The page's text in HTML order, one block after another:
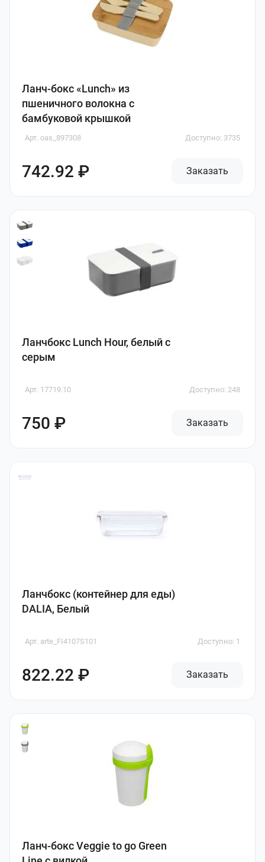
Ланч-бокс «Lunch» из
пшеничного волокна с
бамбуковой крышкой
Арт. oas_897308 Доступно: 3735
742.92 ₽ Заказать
Ланчбокс Lunch Hour, белый с
серым
Арт. 17719.10 Доступно: 248
750 ₽ Заказать
Ланчбокс (контейнер для еды)
DALIA, Белый
Арт. arte_FI4107S101 Доступно: 1
822.22 ₽ Заказать
Ланч-бокс Veggie to go Green